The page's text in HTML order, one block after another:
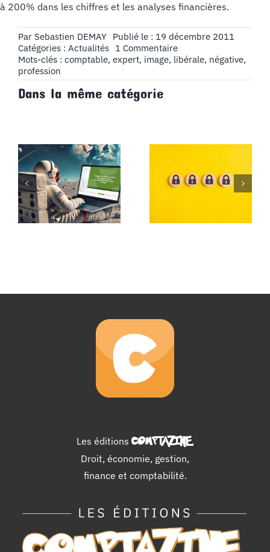
à 200% dans les chiffres et les analyses financières.
Par Sebastien DEMAY Publié le : 19 décembre 2011
Catégories : Actualités 1 Commentaireon
40
pour
Mots-clés : comptable, expert, image, libérale, négative,
profession
Dans la même catégorie
Cours BTS CG
: Votre
plateforme
d’apprentissage
complète
pour le BTS
Comptabilité
et Gestion
protéger ses
Les éditions COMPTAZINE.
Droit, économie, gestion,
finance et comptabilité.